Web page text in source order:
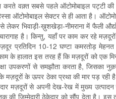
करते वक़्त सबसे पहले ऑटोमोबाइल पट्टी
ऑटोमोबाइल सेक्टर से ही आता है।
लेकर भिवाड़ी-ख़ुशखेड़ा-नीमराना में फैली
है। किन्तु, यहाँ पर काम कर रहे
प्रतिदिन 10-12 घण्टा कमरतोड़
के हालात इस तरह हैं कि मज़दूरों को एक
उपकरणों से समझौता करता है, जिसका
मज़दूरों के ऊपर ठेका प्रथा की मार पड़
मज़दूरों से अपनी देख-रेख में मुख्य
की ज़िम्मेदारी ठेकेदार को सौंप देता है।